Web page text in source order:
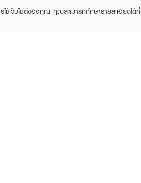
ใช้เว็บไซต์ของคุณ คุณสามารถศึกษารายละเอียดได้ที่